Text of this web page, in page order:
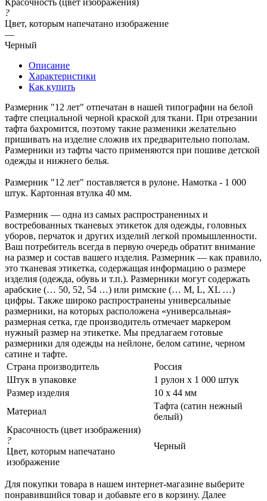
?
Цвет, которым напечатано изображение
—
Черный
Описание
Характеристики
Как купить
Размерник "12 лет" отпечатан в нашей типографии на белой
тафте специальной черной краской для ткани. При отрезании
тафта бахромится, поэтому такие разменики желательно
пришивать на изделие сложив их предварительно пополам.
Размерники из тафты часто применяются при пошиве детской
одежды и нижнего белья.
Размерник "12 лет" поставляется в рулоне. Намотка - 1 000
штук. Картонная втулка 40 мм.
Размерник — одна из самых распространенных и
востребованных тканевых этикеток для одежды, головных
уборов, перчаток и других изделий легкой промышленности.
Ваш потребитель всегда в первую очередь обратит внимание
на размер и состав вашего изделия. Размерник — как правило,
это тканевая этикетка, содержащая информацию о размере
изделия (одежда, обувь и т.п.). Размерники могут содержать
арабские (… 50, 52, 54 …) или римские (… M, L, XL …)
цифры. Также широко распространены универсальные
размерники, на которых расположена «универсальная»
размерная сетка, где производитель отмечает маркером
нужный размер на этикетке. Мы предлагаем готовые
размерники для одежды на нейлоне, белом сатине, черном
сатине и тафте.
Страна производитель
Россия
Штук в упаковке
1 рулон х 1 000 штук
Размер изделия
10 х 44 мм
Материал
Тафта (сатин нежный
белый)
Красочность (цвет изображения)
?
Цвет, которым напечатано
изображение
Черный
Для покупки товара в нашем интернет-магазине выберите
понравившийся товар и добавьте его в корзину. Далее